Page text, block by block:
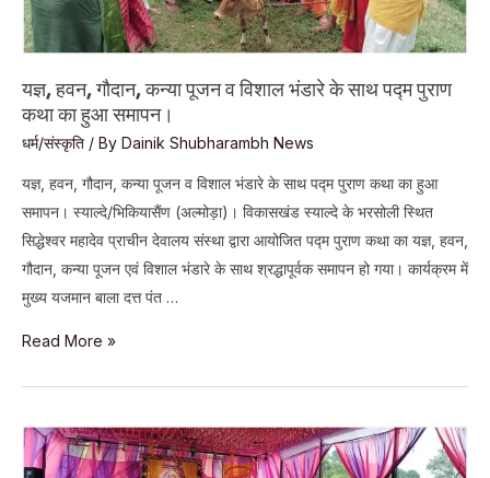
यज्ञ, हवन, गौदान, कन्या पूजन व विशाल भंडारे के साथ पद्म पुराण
कथा का हुआ समापन।
धर्म/संस्कृति / By Dainik Shubharambh News
यज्ञ, हवन, गौदान, कन्या पूजन व विशाल भंडारे के साथ पद्म पुराण कथा का हुआ
समापन। स्याल्दे/भिकियासैंण (अल्मोड़ा)। विकासखंड स्याल्दे के भरसोली स्थित
सिद्धेश्वर महादेव प्राचीन देवालय संस्था द्वारा आयोजित पद्म पुराण कथा का यज्ञ, हवन,
गौदान, कन्या पूजन एवं विशाल भंडारे के साथ श्रद्धापूर्वक समापन हो गया। कार्यक्रम में
मुख्य यजमान बाला दत्त पंत …
यज्ञ,
कन्या
पूजन
Read More »